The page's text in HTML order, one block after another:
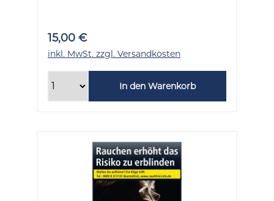
15,00 €
inkl. MwSt. zzgl. Versandkosten
In den Warenkorb